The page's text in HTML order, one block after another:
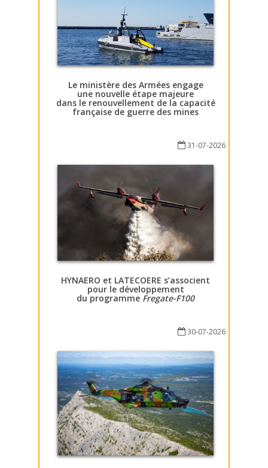
Le ministère des Armées engage
une nouvelle étape majeure
dans le renouvellement de la capacité
française de guerre des mines
31-07-2026
HYNAERO et LATECOERE s’associent
pour le développement
du programme Fregate-F100
30-07-2026